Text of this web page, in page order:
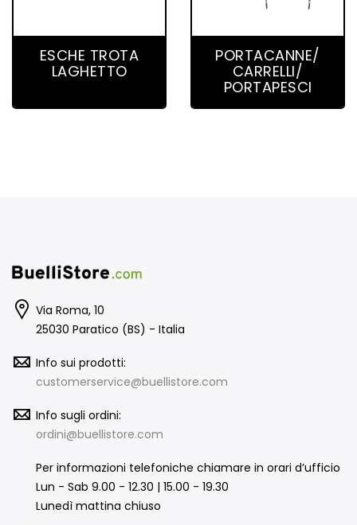
ESCHE TROTA
LAGHETTO
PORTACANNE/
CARRELLI/
PORTAPESCI
Via Roma, 10
25030 Paratico (BS) - Italia
Info sui prodotti:
customerservice@buellistore.com
Info sugli ordini:
ordini@buellistore.com
Per informazioni telefoniche chiamare in orari d’ufficio
Lun - Sab 9.00 - 12.30 | 15.00 - 19.30
Lunedì mattina chiuso